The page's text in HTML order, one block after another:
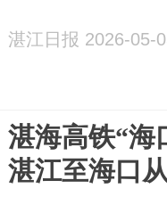
湛江日报 2026-05-
湛海高铁“海
湛江至海口